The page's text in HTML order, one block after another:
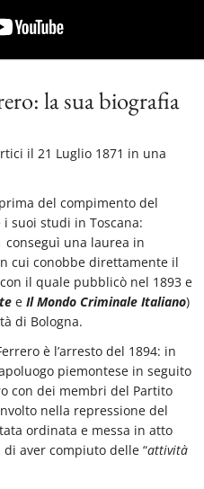
la sua biografia
il 21 Luglio 1871 in una
del compimento del
suoi studi in Toscana:
conseguì una laurea in
cui conobbe direttamente il
il quale pubblicò nel 1893 e
e Il Mondo Criminale Italiano)
di Bologna.
è l’arresto del 1894: in
piemontese in seguito
con dei membri del Partito
nella repressione del
ordinata e messa in atto
di aver compiuto delle “attività